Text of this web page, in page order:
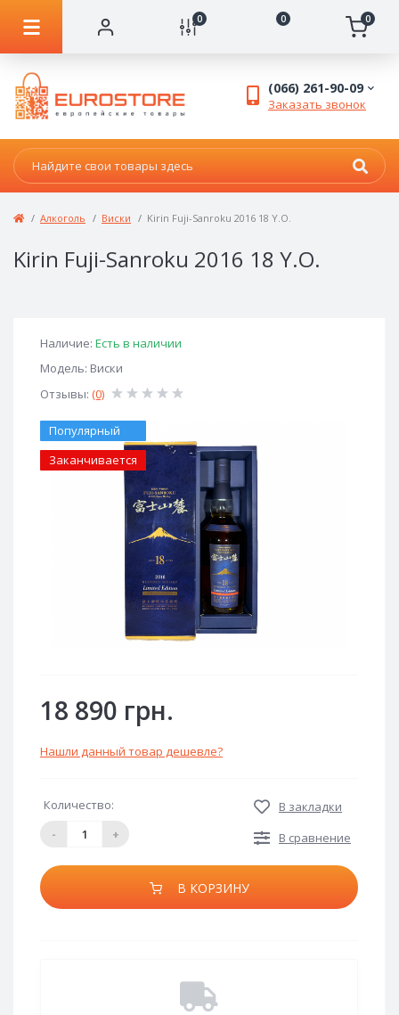
0 0 0
(066) 261-90-09
Заказать звонок
Алкоголь Виски Kirin Fuji-Sanroku 2016 18 Y.O.
Kirin Fuji-Sanroku 2016 18 Y.O.
Наличие: Есть в наличии
Модель: Виски
Отзывы: (0)
Популярный
Заканчивается
18 890 грн.
Нашли данный товар дешевле?
Количество:
-
+
В закладки
В сравнение
В КОРЗИНУ